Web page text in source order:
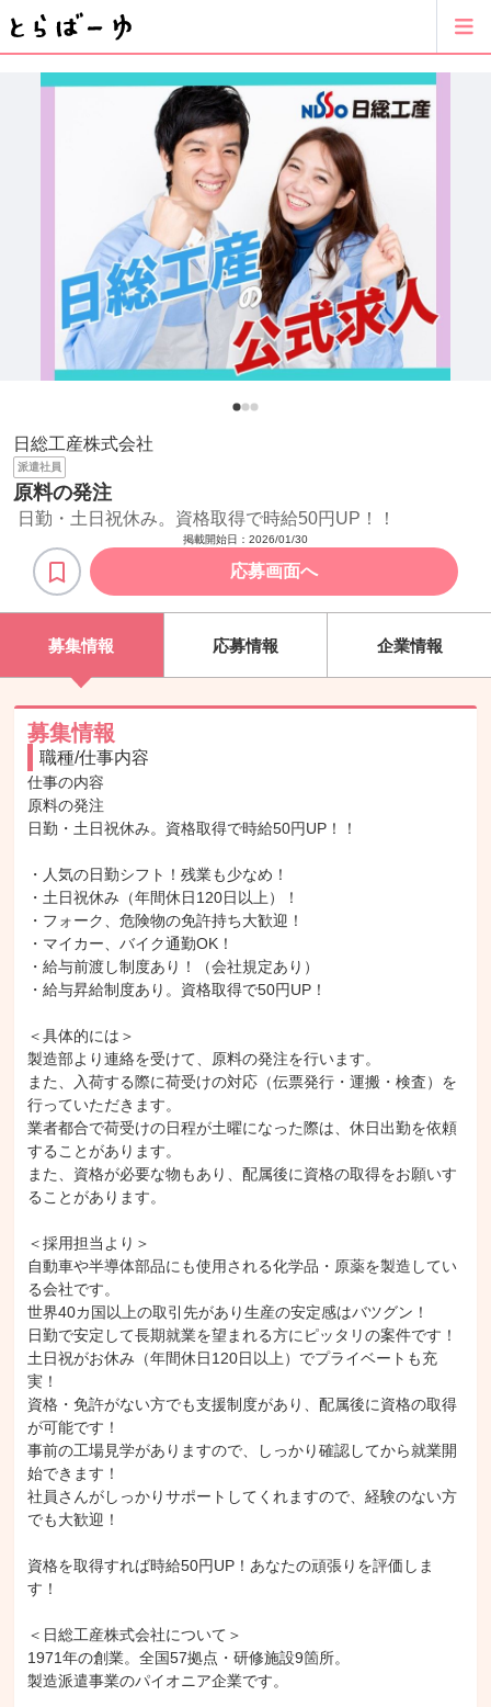
日総工産株式会社
派遣社員
原料の発注
日勤・土日祝休み。資格取得で時給50円UP！！
掲載開始日： 2026/01/30
応募画面へ
募集情報 応募情報 企業情報
募集情報
職種/仕事内容
仕事の内容
原料の発注
日勤・土日祝休み。資格取得で時給50円UP！！
・人気の日勤シフト！残業も少なめ！
・土日祝休み（年間休日120日以上）！
・フォーク、危険物の免許持ち大歓迎！
・マイカー、バイク通勤OK！
・給与前渡し制度あり！（会社規定あり）
・給与昇給制度あり。資格取得で50円UP！
＜具体的には＞
製造部より連絡を受けて、原料の発注を行います。
また、入荷する際に荷受けの対応（伝票発行・運搬・検査）を
行っていただきます。
業者都合で荷受けの日程が土曜になった際は、休日出勤を依頼
することがあります。
また、資格が必要な物もあり、配属後に資格の取得をお願いす
ることがあります。
＜採用担当より＞
自動車や半導体部品にも使用される化学品・原薬を製造してい
る会社です。
世界40カ国以上の取引先があり生産の安定感はバツグン！
日勤で安定して長期就業を望まれる方にピッタリの案件です！
土日祝がお休み（年間休日120日以上）でプライベートも充
実！
資格・免許がない方でも支援制度があり、配属後に資格の取得
が可能です！
事前の工場見学がありますので、しっかり確認してから就業開
始できます！
社員さんがしっかりサポートしてくれますので、経験のない方
でも大歓迎！
資格を取得すれば時給50円UP！あなたの頑張りを評価しま
す！
＜日総工産株式会社について＞
1971年の創業。全国57拠点・研修施設9箇所。
製造派遣事業のパイオニア企業です。